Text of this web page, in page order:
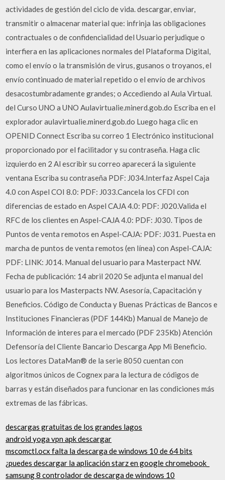
actividades de gestión del ciclo de vida. descargar, enviar,
transmitir o almacenar material que: infrinja las obligaciones
contractuales o de confidencialidad del Usuario perjudique o
interfiera en las aplicaciones normales del Plataforma Digital,
como el envío o la transmisión de virus, gusanos o troyanos, el
envío continuado de material repetido o el envío de archivos
desacostumbradamente grandes; o Accediendo al Aula Virtual.
del Curso UNO a UNO Aulavirtualie.minerd.gob.do Escriba en el
explorador aulavirtualie.minerd.gob.do Luego haga clic en
OPENID Connect Escriba su correo 1 Electrónico institucional
proporcionado por el facilitador y su contraseña. Haga clic
izquierdo en 2 Al escribir su correo aparecerá la siguiente
ventana Escriba su contraseña PDF: J034.Interfaz Aspel Caja
4.0 con Aspel COI 8.0: PDF: J033.Cancela los CFDI con
diferencias de estado en Aspel CAJA 4.0: PDF: J020.Valida el
RFC de los clientes en Aspel-CAJA 4.0: PDF: J030. Tipos de
Puntos de venta remotos en Aspel-CAJA: PDF: J031. Puesta en
marcha de puntos de venta remotos (en línea) con Aspel-CAJA:
PDF: LINK: J014. Manual del usuario para Masterpact NW.
Fecha de publicación: 14 abril 2020 Se adjunta el manual del
usuario para los Masterpacts NW. Asesoría, Capacitación y
Beneficios. Código de Conducta y Buenas Prácticas de Bancos e
Instituciones Financieras (PDF 144Kb) Manual de Manejo de
Información de interes para el mercado (PDF 235Kb) Atención
Defensoría del Cliente Bancario Descarga App Mi Beneficio.
Los lectores DataMan® de la serie 8050 cuentan con
algoritmos únicos de Cognex para la lectura de códigos de
barras y están diseñados para funcionar en las condiciones más
extremas de las fábricas.
descargas gratuitas de los grandes lagos
android yoga vpn apk descargar
mscomctl.ocx falta la descarga de windows 10 de 64 bits
¿puedes descargar la aplicación starz en google chromebook_
samsung 8 controlador de descarga de windows 10